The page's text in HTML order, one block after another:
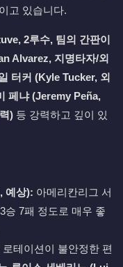
고 있습니다.
2루수, 팀의 간판이
Alvarez, 지명타자/외
터커 (Kyle Tucker, 외
페냐 (Jeremy Peña,
) 등 강력하고 깊이 있
예상): 아메리칸리그 서
승 7패 정도로 매우 좋
테이션이 불안정한 편